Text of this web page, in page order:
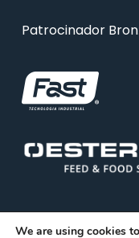
Patrocinador
We are using cookies